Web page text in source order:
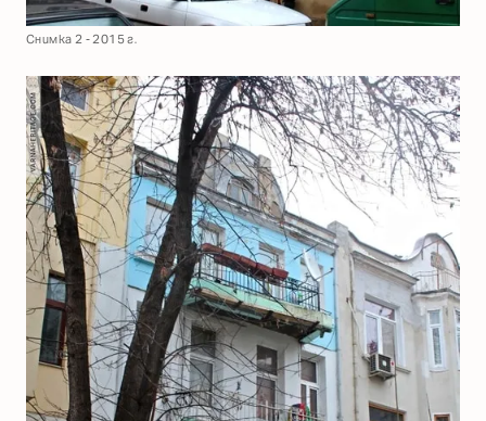
Снимка 2 - 2015 г.